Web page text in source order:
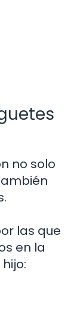
no solo
las que
en la